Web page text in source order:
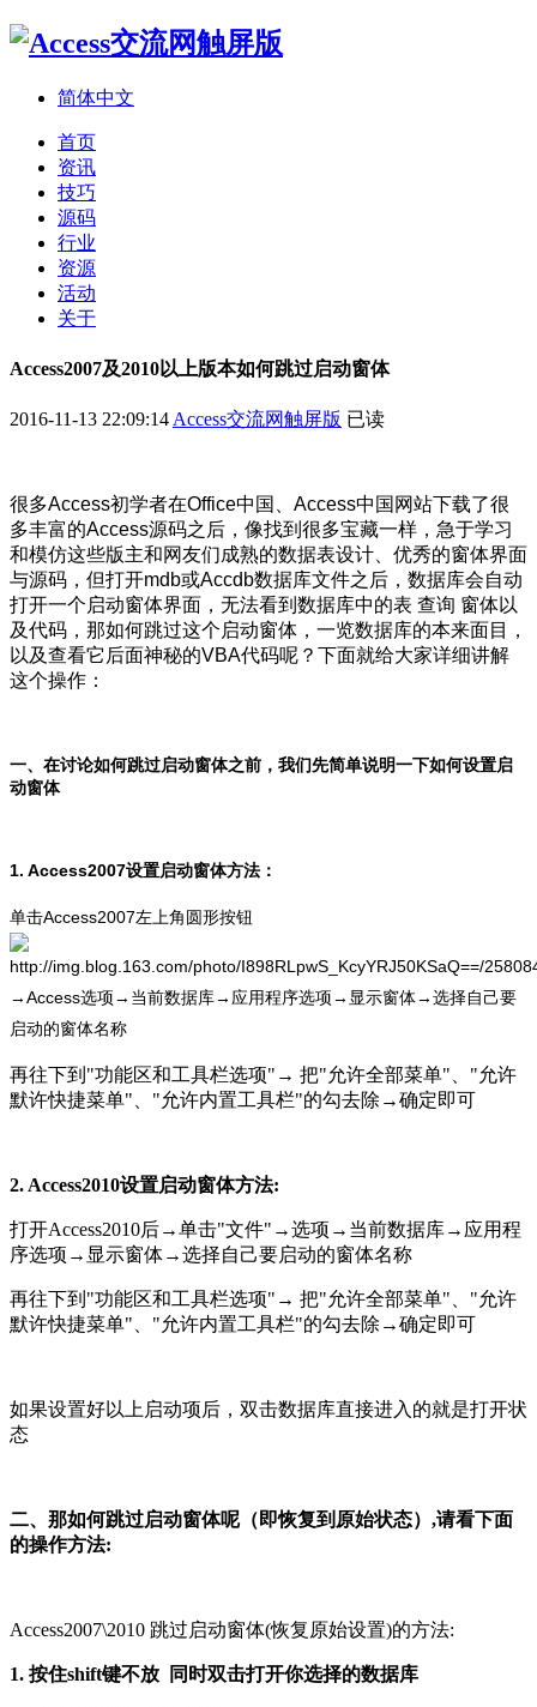
简体中文
首页
资讯
技巧
源码
行业
资源
活动
关于
Access2007及2010以上版本如何跳过启动窗体
2016-11-13 22:09:14 Access交流网触屏版 已读
很多Access初学者在Office中国、Access中国网站下载了很
多丰富的Access源码之后，像找到很多宝藏一样，急于学习
和模仿这些版主和网友们成熟的数据表设计、优秀的窗体界面
与源码，但打开mdb或Accdb数据库文件之后，数据库会自动
打开一个启动窗体界面，无法看到数据库中的表 查询 窗体以
及代码，那如何跳过这个启动窗体，一览数据库的本来面目，
以及查看它后面神秘的VBA代码呢？下面就给大家详细讲解
这个操作：
一、在讨论如何跳过启动窗体之前，我们先简单说明一下如何设置启
动窗体
1. Access2007设置启动窗体方法：
单击Access2007左上角圆形按钮
→Access选项 → 当前数据库→ 应用程序选项 → 显示窗体→ 选择自己要
启动的窗体名称
再往下到"功能区和工具栏选项"→ 把"允许全部菜单"、"允许
默许快捷菜单"、"允许内置工具栏"的勾去除→确定即可
2. Access2010设置启动窗体方法:
打开Access2010后→单击"文件"→选项→当前数据库→应用程
序选项→显示窗体→选择自己要启动的窗体名称
再往下到"功能区和工具栏选项"→ 把"允许全部菜单"、"允许
默许快捷菜单"、"允许内置工具栏"的勾去除→确定即可
如果设置好以上启动项后，双击数据库直接进入的就是打开状
态
二、那如何跳过启动窗体呢（即恢复到原始状态）,请看下面
的操作方法:
Access2007\2010 跳过启动窗体(恢复原始设置)的方法:
1. 按住shift键不放 同时双击打开你选择的数据库